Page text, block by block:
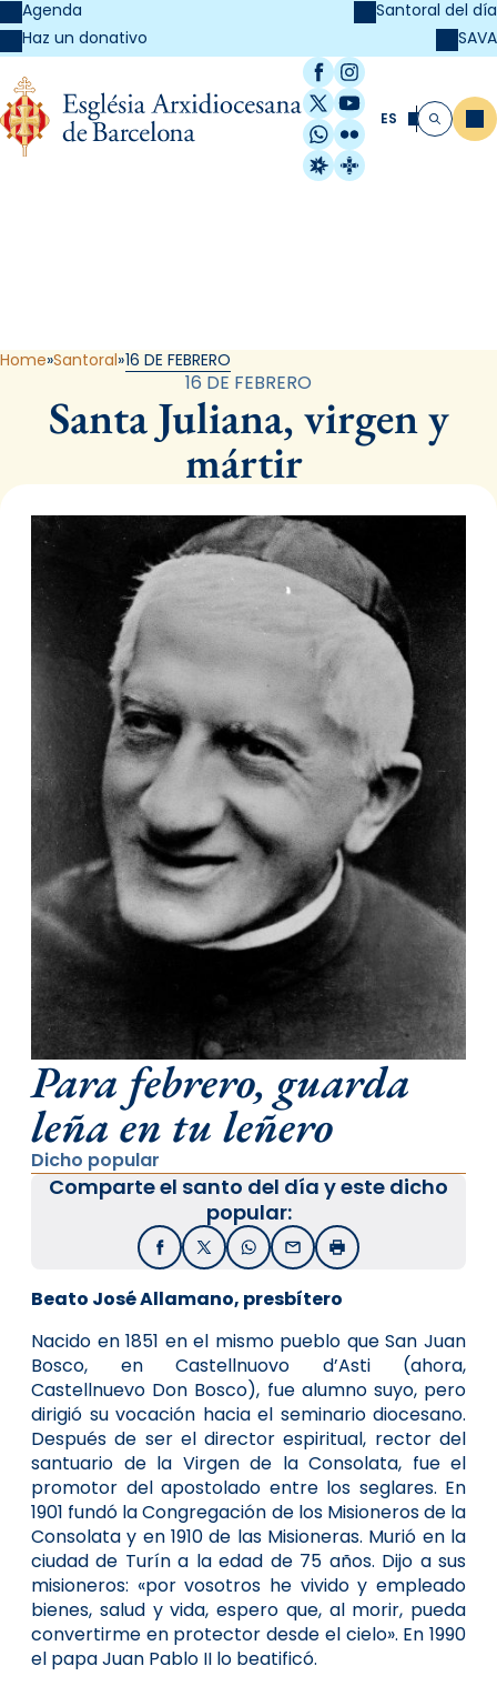
Agenda
Haz un donativo
Santoral del día
SAVA
Facebook
Instagram
X / Twitter
YouTube
WhatsApp
Flickr
Radio Estel
Catalunya
ES Buscar
Home Santoral 16 DE FEBRERO
16 DE FEBRERO
Santa Juliana, virgen y
mártir
Para febrero, guarda
leña en tu leñero
Dicho popular
Comparte el santo del día y este dicho
popular:
FacebookX / TwitterWhatsApp
EmailImprimir
Beato José Allamano, presbítero
Nacido en 1851 en el mismo pueblo que San Juan
Bosco, en Castellnuovo d’Asti (ahora,
Castellnuevo Don Bosco), fue alumno suyo, pero
dirigió su vocación hacia el seminario diocesano.
Después de ser el director espiritual, rector del
santuario de la Virgen de la Consolata, fue el
promotor del apostolado entre los seglares. En
1901 fundó la Congregación de los Misioneros de la
Consolata y en 1910 de las Misioneras. Murió en la
ciudad de Turín a la edad de 75 años. Dijo a sus
misioneros: «por vosotros he vivido y empleado
bienes, salud y vida, espero que, al morir, pueda
convertirme en protector desde el cielo». En 1990
el papa Juan Pablo II lo beatificó.